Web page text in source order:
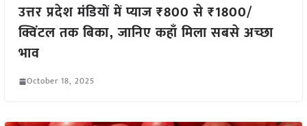
उत्तर प्रदेश मंडियों में प्याज ₹800 से ₹1800/
क्विंटल तक बिका, जानिए कहाँ मिला सबसे अच्छा
भाव
October 18, 2025